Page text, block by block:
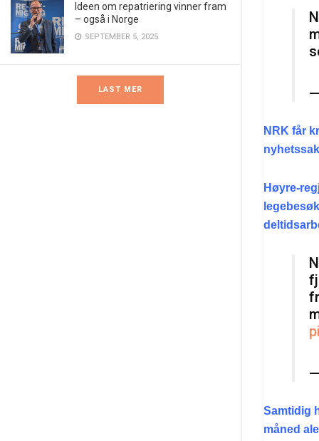
Ideen om repatriering vinner fram
– også i Norge
SEPTEMBER 5, 2025
LAST MER
NRK får
Høyre-
Samtidig
måned